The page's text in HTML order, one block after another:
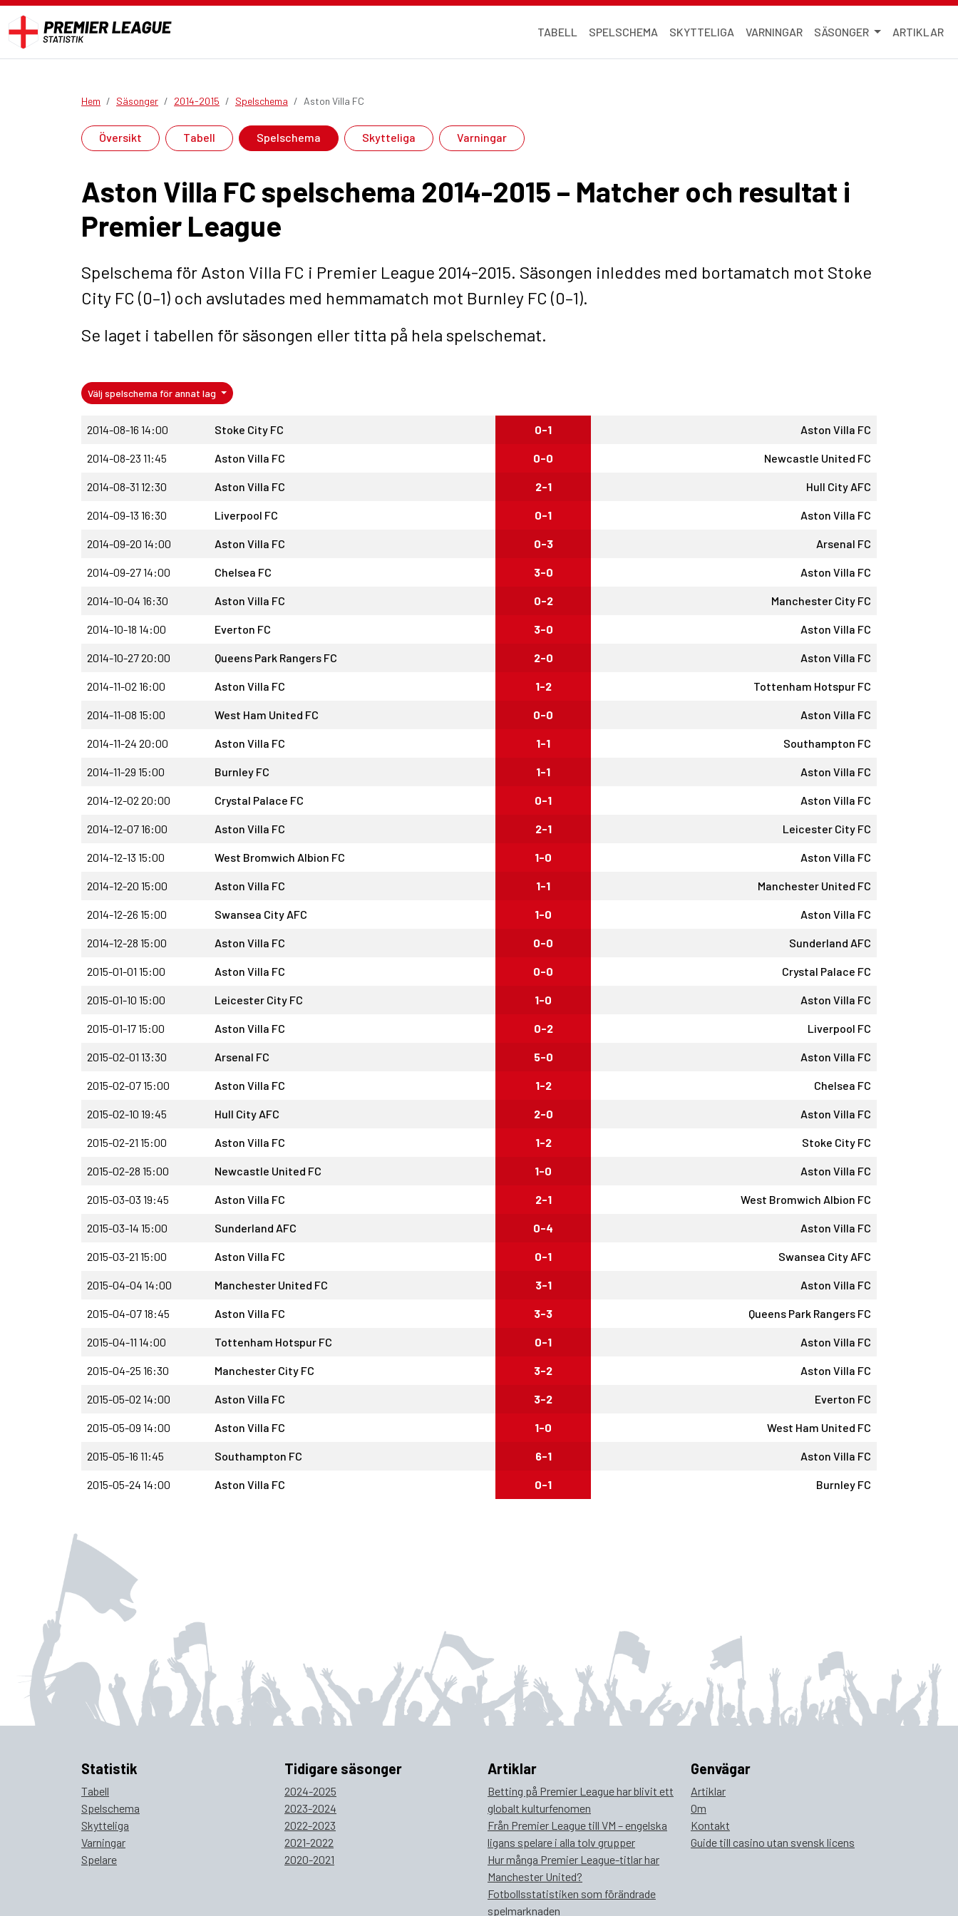
TABELL SPELSCHEMA SKYTTELIGA VARNINGAR SÄSONGER ARTIKLAR
Hem Säsonger 2014-2015 Spelschema Aston Villa FC
Översikt Tabell Spelschema Skytteliga Varningar
Aston Villa FC spelschema 2014-2015 – Matcher och resultat i
Premier League
Spelschema för Aston Villa FC i Premier League 2014-2015. Säsongen inleddes med bortamatch mot Stoke
City FC (0–1) och avslutades med hemmamatch mot Burnley FC (0–1).
Se laget i tabellen för säsongen eller titta på hela spelschemat.
Välj spelschema för annat lag
2014-08-16 14:00 Stoke City FC 0-1 Aston Villa FC
2014-08-23 11:45 Aston Villa FC 0-0 Newcastle United FC
2014-08-31 12:30 Aston Villa FC 2-1 Hull City AFC
2014-09-13 16:30 Liverpool FC 0-1 Aston Villa FC
2014-09-20 14:00 Aston Villa FC 0-3 Arsenal FC
2014-09-27 14:00 Chelsea FC 3-0 Aston Villa FC
2014-10-04 16:30 Aston Villa FC 0-2 Manchester City FC
2014-10-18 14:00 Everton FC 3-0 Aston Villa FC
2014-10-27 20:00 Queens Park Rangers FC 2-0 Aston Villa FC
2014-11-02 16:00 Aston Villa FC 1-2 Tottenham Hotspur FC
2014-11-08 15:00 West Ham United FC 0-0 Aston Villa FC
2014-11-24 20:00 Aston Villa FC 1-1 Southampton FC
2014-11-29 15:00 Burnley FC 1-1 Aston Villa FC
2014-12-02 20:00 Crystal Palace FC 0-1 Aston Villa FC
2014-12-07 16:00 Aston Villa FC 2-1 Leicester City FC
2014-12-13 15:00 West Bromwich Albion FC 1-0 Aston Villa FC
2014-12-20 15:00 Aston Villa FC 1-1 Manchester United FC
2014-12-26 15:00 Swansea City AFC 1-0 Aston Villa FC
2014-12-28 15:00 Aston Villa FC 0-0 Sunderland AFC
2015-01-01 15:00 Aston Villa FC 0-0 Crystal Palace FC
2015-01-10 15:00 Leicester City FC 1-0 Aston Villa FC
2015-01-17 15:00 Aston Villa FC 0-2 Liverpool FC
2015-02-01 13:30 Arsenal FC 5-0 Aston Villa FC
2015-02-07 15:00 Aston Villa FC 1-2 Chelsea FC
2015-02-10 19:45 Hull City AFC 2-0 Aston Villa FC
2015-02-21 15:00 Aston Villa FC 1-2 Stoke City FC
2015-02-28 15:00 Newcastle United FC 1-0 Aston Villa FC
2015-03-03 19:45 Aston Villa FC 2-1 West Bromwich Albion FC
2015-03-14 15:00 Sunderland AFC 0-4 Aston Villa FC
2015-03-21 15:00 Aston Villa FC 0-1 Swansea City AFC
2015-04-04 14:00 Manchester United FC 3-1 Aston Villa FC
2015-04-07 18:45 Aston Villa FC 3-3 Queens Park Rangers FC
2015-04-11 14:00 Tottenham Hotspur FC 0-1 Aston Villa FC
2015-04-25 16:30 Manchester City FC 3-2 Aston Villa FC
2015-05-02 14:00 Aston Villa FC 3-2 Everton FC
2015-05-09 14:00 Aston Villa FC 1-0 West Ham United FC
2015-05-16 11:45 Southampton FC 6-1 Aston Villa FC
2015-05-24 14:00 Aston Villa FC 0-1 Burnley FC
Statistik
Tabell
Spelschema
Skytteliga
Varningar
Spelare
Tidigare säsonger
2024-2025
2023-2024
2022-2023
2021-2022
2020-2021
Artiklar
Betting på Premier League har blivit ett
globalt kulturfenomen
Från Premier League till VM – engelska
ligans spelare i alla tolv grupper
Hur många Premier League-titlar har
Manchester United?
Fotbollsstatistiken som förändrade
spelmarknaden
Genvägar
Artiklar
Om
Kontakt
Guide till casino utan svensk licens